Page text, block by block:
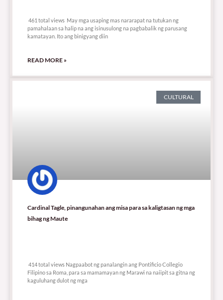
461 total views May mga usaping mas nararapat na tutukan ng
pamahalaan sa halip na ang isinusulong na pagbabalik ng parusang
kamatayan. Ito ang binigyang diin
READ MORE »
CULTURAL
Cardinal Tagle, pinangunahan ang misa para sa kaligtasan ng mga
bihag ng Maute
414 total views Nagpaabot ng panalangin ang Pontificio Collegio
Filipino sa Roma, para sa mamamayan ng Marawi na naiipit sa gitna ng
kaguluhang dulot ng mga